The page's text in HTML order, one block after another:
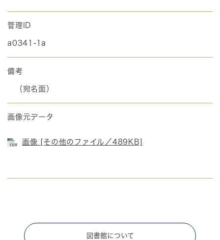
管理ID
a0341-1a
備考
（宛名面）
画像元データ
画像 [その他のファイル／489KB]
図書館について